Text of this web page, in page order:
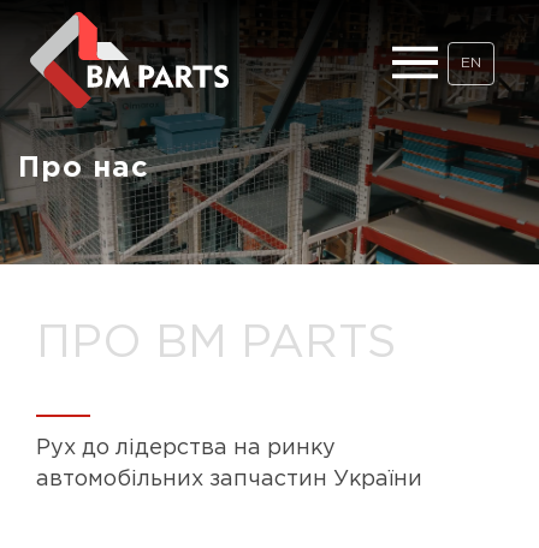
EN
Про нас
ПРО BM PARTS
Рух до лідерства на ринку
автомобільних запчастин України